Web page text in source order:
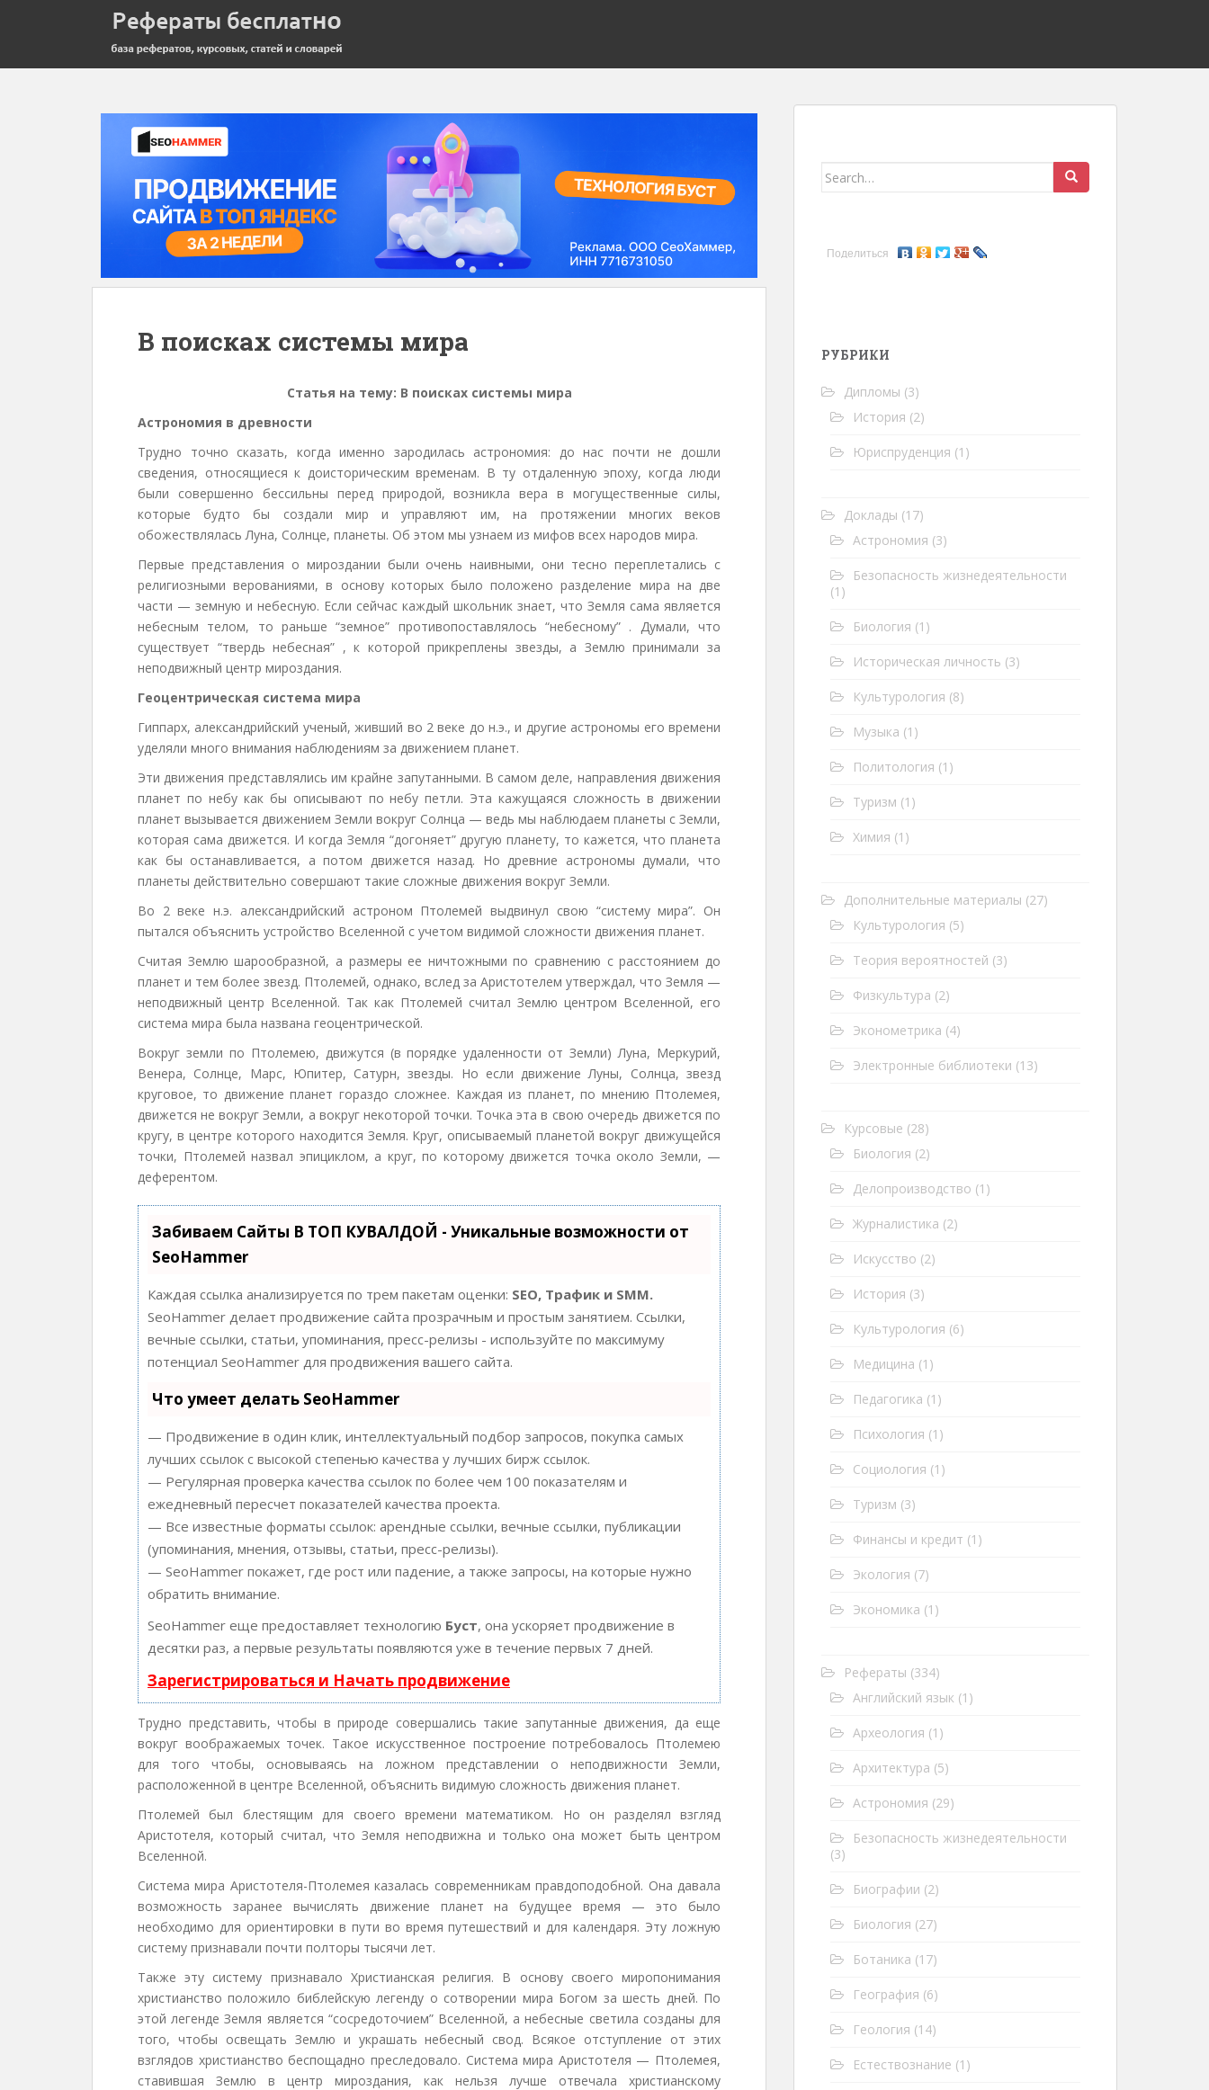
В поисках системы мира
Статья на тему: В поисках системы мира
Астрономия в древности
Трудно точно сказать, когда именно зародилась астрономия: до нас почти не дошли
сведения, относящиеся к доисторическим временам. В ту отдаленную эпоху, когда люди
были совершенно бессильны перед природой, возникла вера в могущественные силы,
которые будто бы создали мир и управляют им, на протяжении многих веков
обожествлялась Луна, Солнце, планеты. Об этом мы узнаем из мифов всех народов мира.
Первые представления о мироздании были очень наивными, они тесно переплетались с
религиозными верованиями, в основу которых было положено разделение мира на две
части — земную и небесную. Если сейчас каждый школьник знает, что Земля сама является
небесным телом, то раньше “земное” противопоставлялось “небесному” . Думали, что
существует “твердь небесная” , к которой прикреплены звезды, а Землю принимали за
неподвижный центр мироздания.
Геоцентрическая система мира
Гиппарх, александрийский ученый, живший во 2 веке до н.э., и другие астрономы его времени
уделяли много внимания наблюдениям за движением планет.
Эти движения представлялись им крайне запутанными. В самом деле, направления движения
планет по небу как бы описывают по небу петли. Эта кажущаяся сложность в движении
планет вызывается движением Земли вокруг Солнца — ведь мы наблюдаем планеты с Земли,
которая сама движется. И когда Земля “догоняет” другую планету, то кажется, что планета
как бы останавливается, а потом движется назад. Но древние астрономы думали, что
планеты действительно совершают такие сложные движения вокруг Земли.
Во 2 веке н.э. александрийский астроном Птолемей выдвинул свою “систему мира”. Он
пытался объяснить устройство Вселенной с учетом видимой сложности движения планет.
Считая Землю шарообразной, а размеры ее ничтожными по сравнению с расстоянием до
планет и тем более звезд. Птолемей, однако, вслед за Аристотелем утверждал, что Земля —
неподвижный центр Вселенной. Так как Птолемей считал Землю центром Вселенной, его
система мира была названа геоцентрической.
Вокруг земли по Птолемею, движутся (в порядке удаленности от Земли) Луна, Меркурий,
Венера, Солнце, Марс, Юпитер, Сатурн, звезды. Но если движение Луны, Солнца, звезд
круговое, то движение планет гораздо сложнее. Каждая из планет, по мнению Птолемея,
движется не вокруг Земли, а вокруг некоторой точки. Точка эта в свою очередь движется по
кругу, в центре которого находится Земля. Круг, описываемый планетой вокруг движущейся
точки, Птолемей назвал эпициклом, а круг, по которому движется точка около Земли, —
деферентом.
Забиваем Сайты В ТОП КУВАЛДОЙ - Уникальные возможности от
SeoHammer
Каждая ссылка анализируется по трем пакетам оценки: SEO, Трафик и SMM.
SeoHammer делает продвижение сайта прозрачным и простым занятием. Ссылки,
вечные ссылки, статьи, упоминания, пресс-релизы - используйте по максимуму
потенциал SeoHammer для продвижения вашего сайта.
Что умеет делать SeoHammer
— Продвижение в один клик, интеллектуальный подбор запросов, покупка самых
лучших ссылок с высокой степенью качества у лучших бирж ссылок.
— Регулярная проверка качества ссылок по более чем 100 показателям и
ежедневный пересчет показателей качества проекта.
— Все известные форматы ссылок: арендные ссылки, вечные ссылки, публикации
(упоминания, мнения, отзывы, статьи, пресс-релизы).
— SeoHammer покажет, где рост или падение, а также запросы, на которые нужно
обратить внимание.
SeoHammer еще предоставляет технологию Буст, она ускоряет продвижение в
десятки раз, а первые результаты появляются уже в течение первых 7 дней.
Зарегистрироваться и Начать продвижение
Трудно представить, чтобы в природе совершались такие запутанные движения, да еще
вокруг воображаемых точек. Такое искусственное построение потребовалось Птолемею
для того чтобы, основываясь на ложном представлении о неподвижности Земли,
расположенной в центре Вселенной, объяснить видимую сложность движения планет.
Птолемей был блестящим для своего времени математиком. Но он разделял взгляд
Аристотеля, который считал, что Земля неподвижна и только она может быть центром
Вселенной.
Система мира Аристотеля-Птолемея казалась современникам правдоподобной. Она давала
возможность заранее вычислять движение планет на будущее время — это было
необходимо для ориентировки в пути во время путешествий и для календаря. Эту ложную
систему признавали почти полторы тысячи лет.
Также эту систему признавало Христианская религия. В основу своего миропонимания
христианство положило библейскую легенду о сотворении мира Богом за шесть дней. По
этой легенде Земля является “сосредоточием” Вселенной, а небесные светила созданы для
того, чтобы освещать Землю и украшать небесный свод. Всякое отступление от этих
взглядов христианство беспощадно преследовало. Система мира Аристотеля — Птолемея,
ставившая Землю в центр мироздания, как нельзя лучше отвечала христианскому
Search for:
Поделиться
РУБРИКИ
Дипломы (3)
История (2)
Юриспруденция (1)
Доклады (17)
Астрономия (3)
Безопасность жизнедеятельности
(1)
Биология (1)
Историческая личность (3)
Культурология (8)
Музыка (1)
Политология (1)
Туризм (1)
Химия (1)
Дополнительные материалы (27)
Культурология (5)
Теория вероятностей (3)
Физкультура (2)
Эконометрика (4)
Электронные библиотеки (13)
Курсовые (28)
Биология (2)
Делопроизводство (1)
Журналистика (2)
Искусство (2)
История (3)
Культурология (6)
Медицина (1)
Педагогика (1)
Психология (1)
Социология (1)
Туризм (3)
Финансы и кредит (1)
Экология (7)
Экономика (1)
Рефераты (334)
Английский язык (1)
Археология (1)
Архитектура (5)
Астрономия (29)
Безопасность жизнедеятельности
(3)
Биографии (2)
Биология (27)
Ботаника (17)
География (6)
Геология (14)
Естествознание (1)